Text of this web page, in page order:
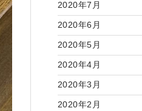
2020年7月
2020年6月
2020年5月
2020年4月
2020年3月
2020年2月